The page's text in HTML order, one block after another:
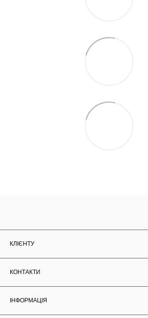
КЛІЄНТУ
КОНТАКТИ
ІНФОРМАЦІЯ